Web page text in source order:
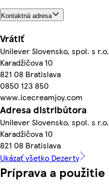
Kontaktná adresa
Vrátiť
Unilever Slovensko, spol. s r.o.
Karadžičova 10
821 08 Bratislava
0850 123 850
www.icecreamjoy.com
Adresa distribútora
Unilever Slovensko, spol. s r.o.
Karadžičova 10
821 08 Bratislava
Ukázať všetko Dezerty
Príprava a použitie